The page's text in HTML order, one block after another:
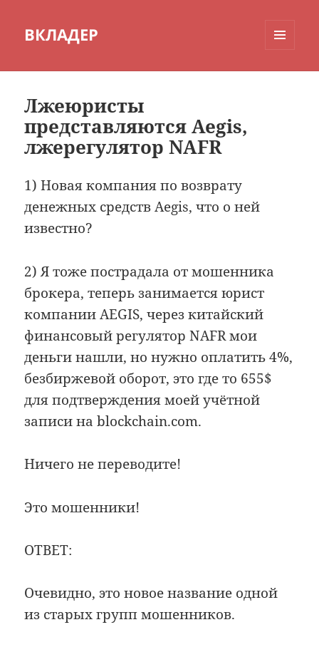
ВКЛАДЕР
Лжеюристы
представляются Aegis,
лжерегулятор NAFR
1) Новая компания по возврату
денежных средств Aegis, что о ней
известно?
2) Я тоже пострадала от мошенника
брокера, теперь занимается юрист
компании AEGIS, через китайский
финансовый регулятор NAFR мои
деньги нашли, но нужно оплатить 4%,
безбиржевой оборот, это где то 655$
для подтверждения моей учётной
записи на blockchain.com.
Ничего не переводите!
Это мошенники!
ОТВЕТ:
Очевидно, это новое название одной
из старых групп мошенников.